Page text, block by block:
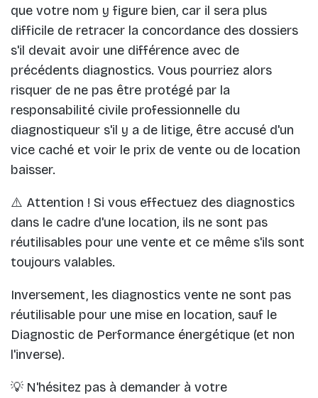
que votre nom y figure bien, car il sera plus
difficile de retracer la concordance des dossiers
s'il devait avoir une différence avec de
précédents diagnostics. Vous pourriez alors
risquer de ne pas être protégé par la
responsabilité civile professionnelle du
diagnostiqueur s'il y a de litige, être accusé d'un
vice caché et voir le prix de vente ou de location
baisser.
⚠️ Attention ! Si vous effectuez des diagnostics
dans le cadre d'une location, ils ne sont pas
réutilisables pour une vente et ce même s'ils sont
toujours valables.
Inversement, les diagnostics vente ne sont pas
réutilisable pour une mise en location, sauf le
Diagnostic de Performance énergétique (et non
l'inverse).
💡 N'hésitez pas à demander à votre